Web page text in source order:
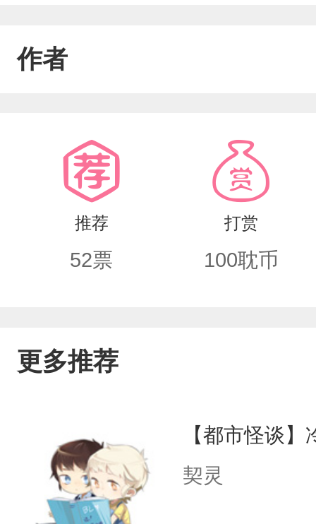
狗子的师弟。等等，不是说只有三徒
不会，咋活呀？为了苟下去，我开始
嗯？嗯！师昧！你们干什么？！干嘛
或BE不定，可能会有两个结局CP：师
作者
推荐
52票
打赏
100耽币
更多推荐
【都市怪谈
契灵